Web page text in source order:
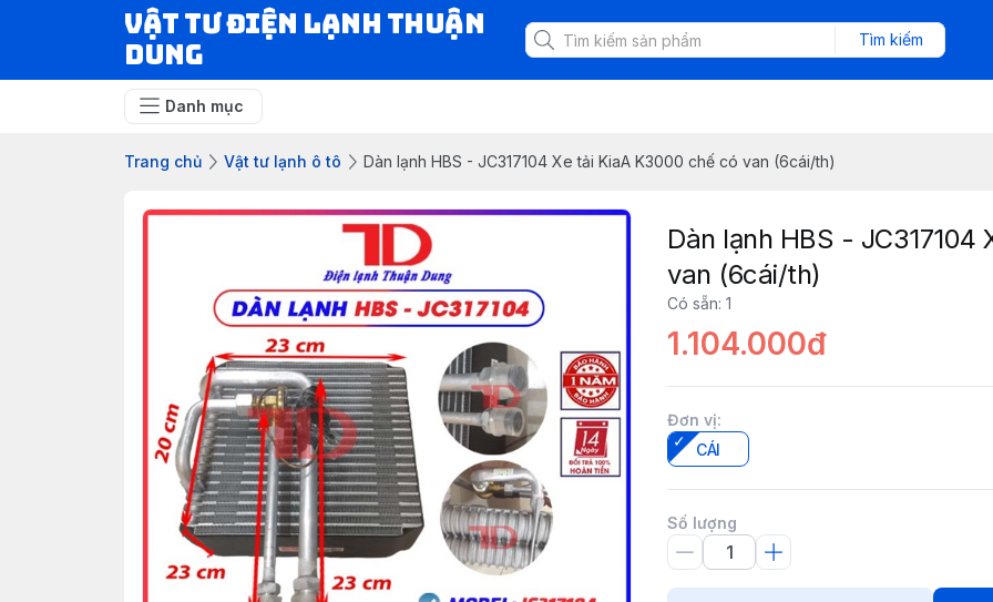
VẬT TƯ ĐIỆN LẠNH THUẬN
DUNG
Tìm kiếm
Danh mục
Trang chủ Vật tư lạnh ô tô Dàn lạnh HBS - JC317104 Xe tải KiaA K3000 chế có van (6cái/th)
Dàn lạnh HBS -
van (6cái/th)
Có sẵn: 1
1.104.000đ
Đơn vị:
CÁI
Số lượng